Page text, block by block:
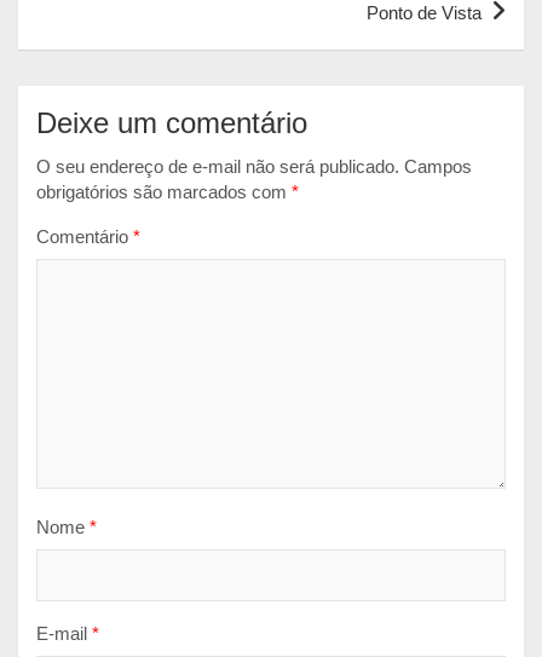
r
Ponto de Vista
Deixe um comentário
O seu endereço de e-mail não será publicado. Campos
obrigatórios são marcados com *
Comentário *
Nome *
E-mail *